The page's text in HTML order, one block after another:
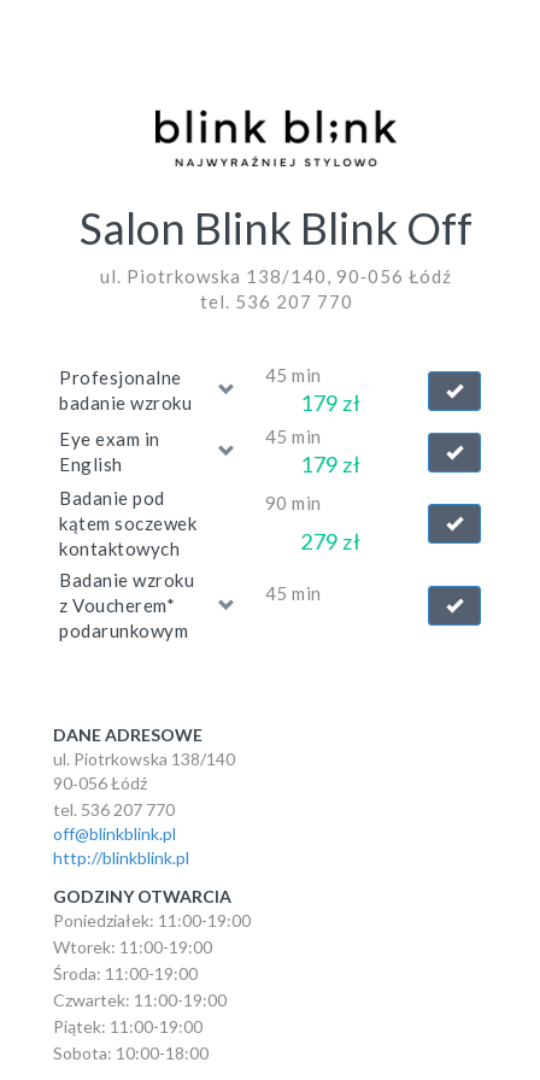
Salon Blink Blink Off
ul. Piotrkowska 138/140, 90‑056 Łódź
tel. 536 207 770
Profesjonalne
badanie wzroku
45 min
179 zł
Eye exam in
English
45 min
179 zł
Badanie pod
kątem soczewek
kontaktowych
90 min
279 zł
Badanie wzroku
z Voucherem*
podarunkowym
45 min
DANE ADRESOWE
ul. Piotrkowska 138/140
90‑056 Łódź
tel. 536 207 770
off@blinkblink.pl
http://blinkblink.pl
GODZINY OTWARCIA
Poniedziałek: 11:00-19:00
Wtorek: 11:00-19:00
Środa: 11:00-19:00
Czwartek: 11:00-19:00
Piątek: 11:00-19:00
Sobota: 10:00-18:00